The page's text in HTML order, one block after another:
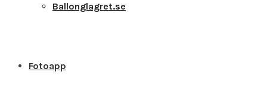
Ballonglagret.se
Fotoapp